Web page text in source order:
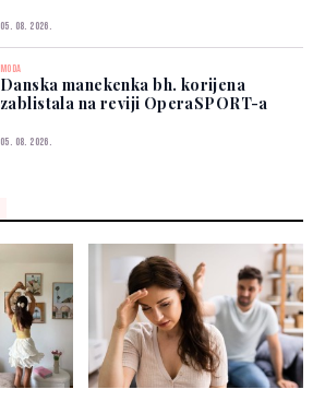
05. 08. 2026.
MODA
Danska manekenka bh. korijena
zablistala na reviji OperaSPORT-a
05. 08. 2026.